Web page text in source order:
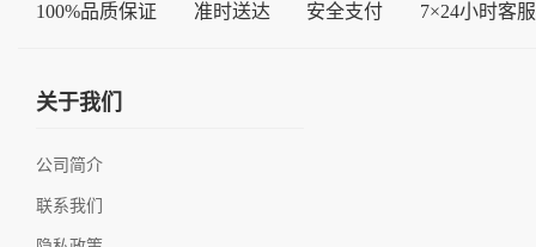
100%品质保证 准时送达 安全支付 7×24小时客服
关于我们
公司简介
联系我们